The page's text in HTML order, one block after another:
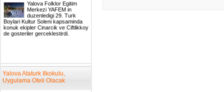
Yalova Folklor Egitim
Merkezi YAFEM in
duzenledigi 29. Turk
Boylari Kultur Soleni kapsaminda
konuk ekipler Cinarcik ve Ciftlikkoy
de gosteriler gerceklestirdi.
Yalova Ataturk Ilkokulu,
Uygulama Oteli Olacak